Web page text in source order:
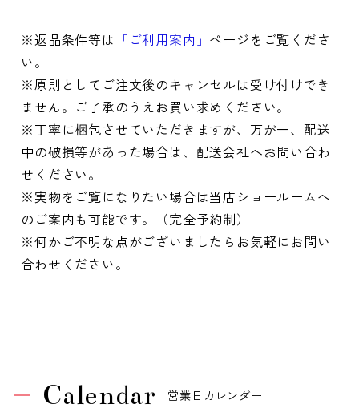
※返品条件等は 「ご利用案内」 ページをご覧くださ
い。
※原則としてご注文後のキャンセルは受け付けでき
ません。ご了承のうえお買い求めください。
※丁寧に梱包させていただきますが、万が一、配送
中の破損等があった場合は、配送会社へお問い合わ
せください。
※実物をご覧になりたい場合は当店ショールームへ
のご案内も可能です。（完全予約制）
※何かご不明な点がございましたらお気軽にお問い
合わせください。
Calendar 営業日カレンダー